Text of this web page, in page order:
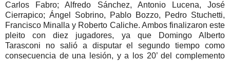
Carlos Fabro; Alfredo Sánchez, Antonio Lucena, José
Cierrapico; Ángel Sobrino, Pablo Bozzo, Pedro Stuchetti,
Francisco Minalla y Roberto Caliche. Ambos finalizaron este
pleito con diez jugadores, ya que Domingo Alberto
Tarasconi no salió a disputar el segundo tiempo como
consecuencia de una lesión, y a los 20’ del complemento